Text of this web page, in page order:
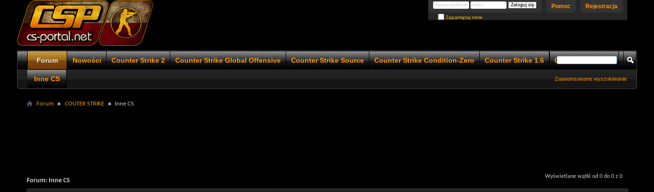
Rejestracja
Pomoc
Zapamiętaj mnie
Forum Nowości Counter Strike 2 Counter Strike Global Offensive Counter Strike Source Counter Strike Condition-Zero Counter Strike 1.6 Counter Strike 1.5
Inne CS Zaawansowane wyszukiwanie
Forum COUTER STRIKE Inne CS
Wyświetlane wątki od 0 do 0 z 0
Forum: Inne CS